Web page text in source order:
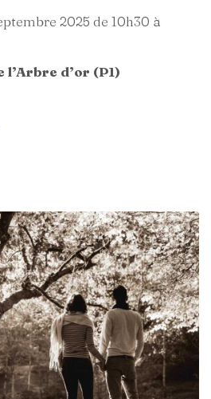
2025 de 10h30 à
l’Arbre d’or (P1)